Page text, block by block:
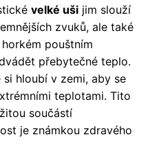
velké uši jim slouží
zvuků, ale také
pouštním
přebytečné teplo.
hloubí v zemi, aby se
teplotami. Tito
součástí
je známkou zdravého